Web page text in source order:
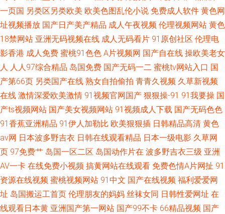
一页国 另类区另类欧美 欧美色图乱伦小说 免费成人软件 黄色网
址视频播放 国产日产美产精品 成人午夜视频 伦理视频网站 黄色
18禁网站 亚洲无码视频在线 成人无码看片 91原创社区 伦理电
影香港 成人免费 蜜桃91色色 A片视频网 国产自在线 操欧美老女
人 人人97综合精品 岛国免费 国产无码一二 蜜桃tv网站入口 国
产第66页 另类国产在线 熟女自拍偷拍 青青久视频 久草新视频
在线 激情深爱欧美激情 91视频官网国产 狠狠操-91 91我要操 国
产ts视频网站 国产美女视频网站 91视频成人下载 国产无码色色
91香蕉亚洲精品 91伊人加勒比 欧美狠狠插 日韩精品高清 黄色
av网 日本波多野吉衣 日韩在线观看精品 日本一级电影 久草网
页 97免费艹 岛国一区二区 岛国动作片在 波多野吉衣三级 亚洲
AV一卡 在线免费小视频 搞黄网站在线观看 免费色情A片网扯 91
资源在线视频 蜜桃视频网站 91中文 国产在线视频 福利爱爱网
址 岛国搬运工首页 伦理朋友的妈妈 丝袜女同 日韩性爱网址 在
线观看日本黄 亚洲国产第一网站 国产99不卡 66精品视频 国产